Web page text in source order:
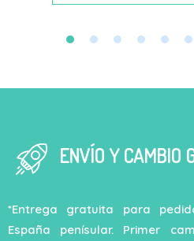
ENVÍO Y CAMBIO
*Entrega gratuita para
España penísular. Primer